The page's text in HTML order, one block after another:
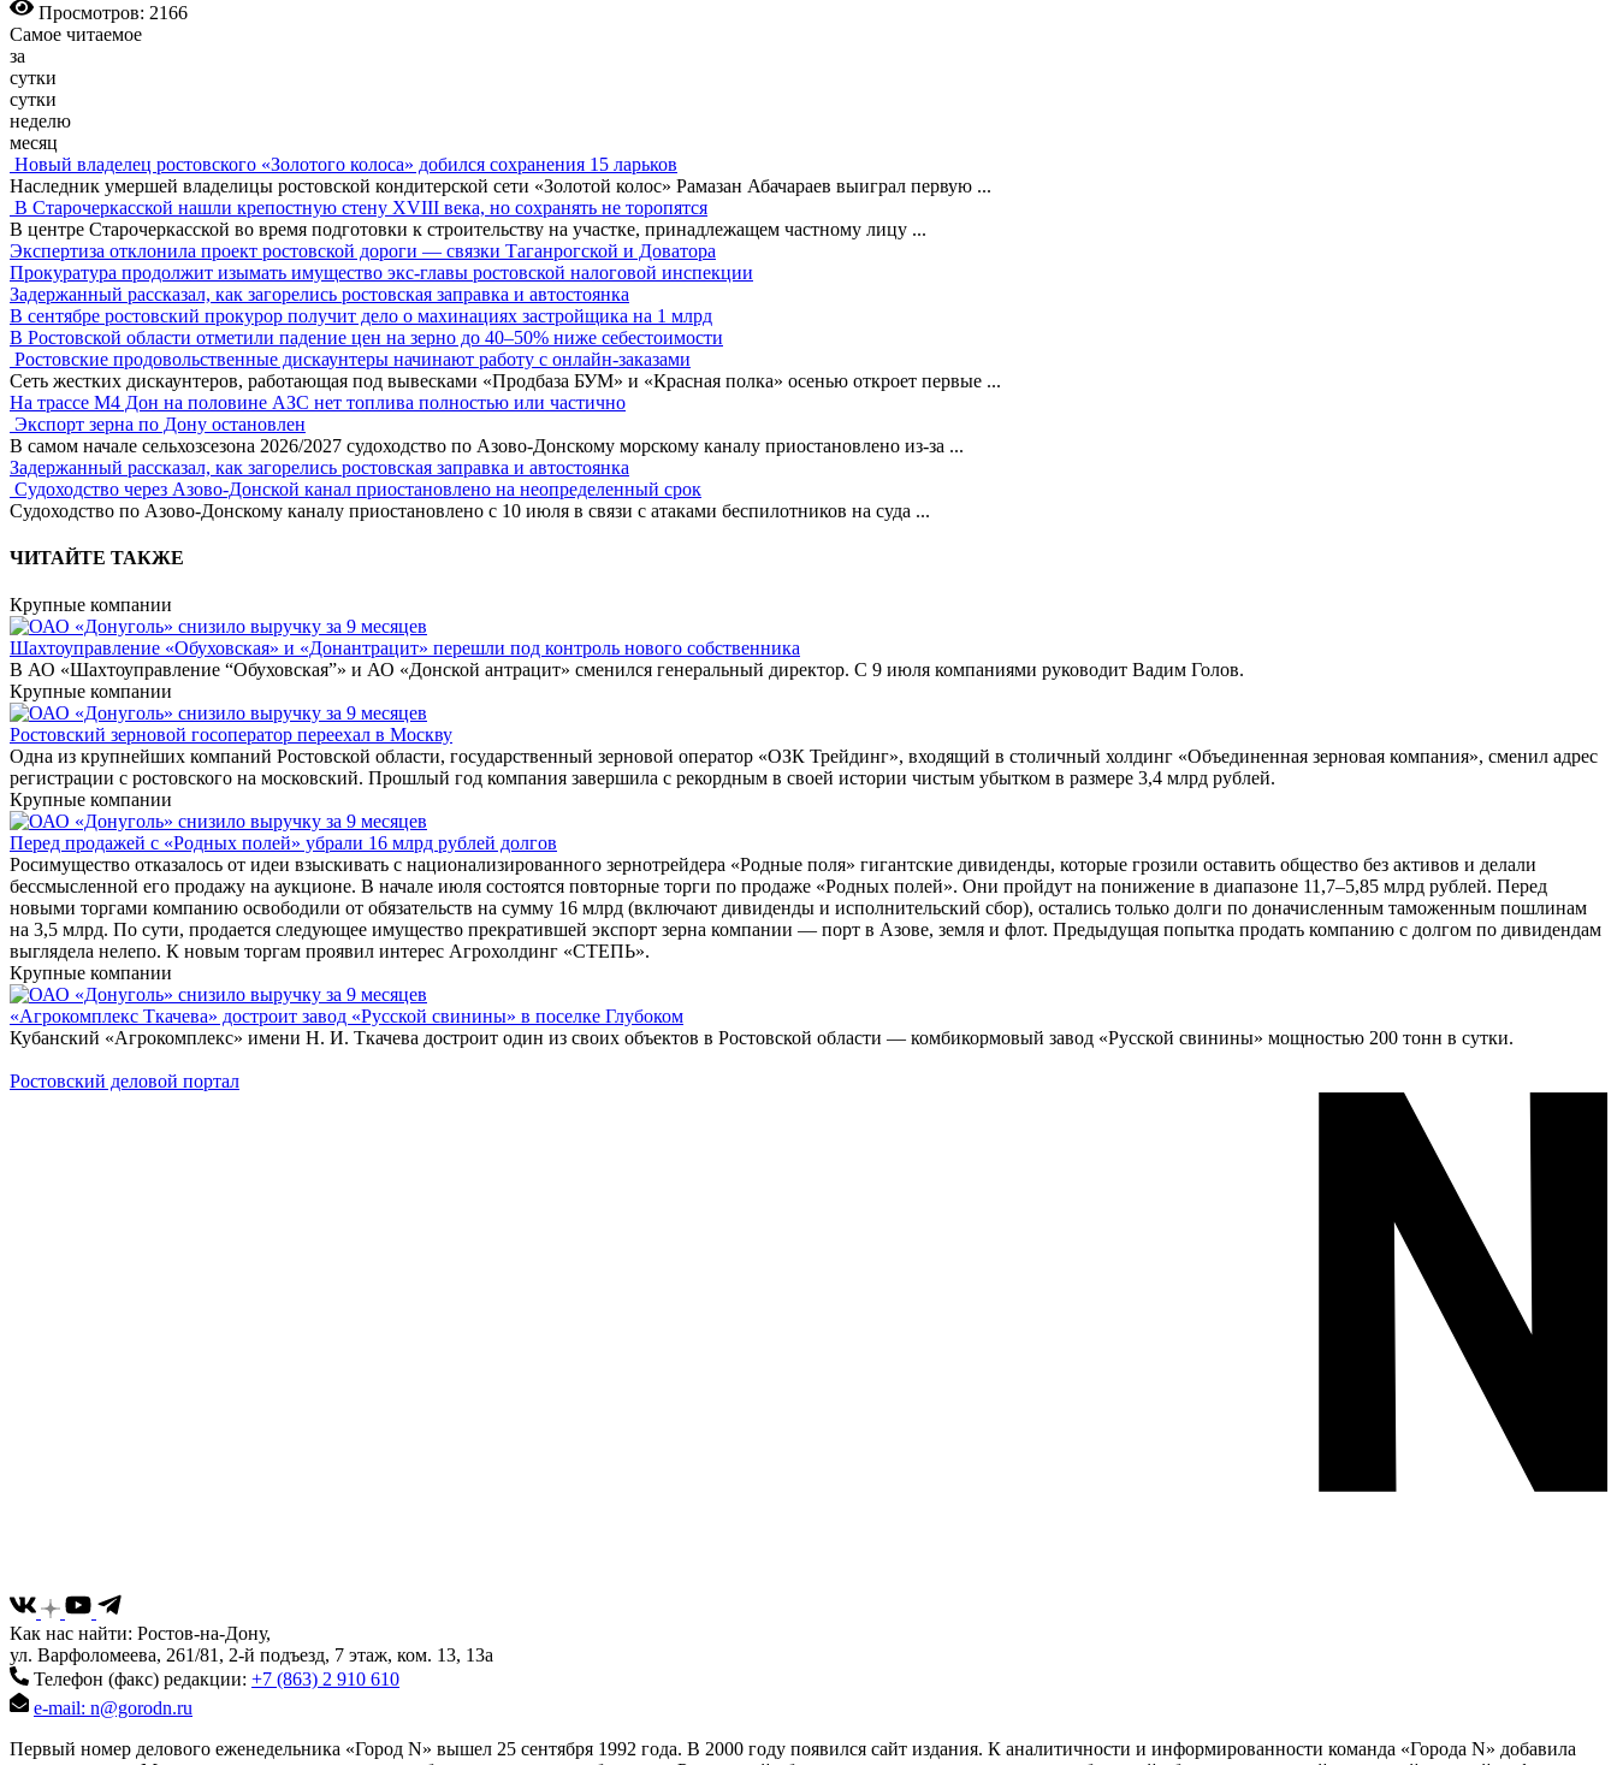
Просмотров: 2166
Самое читаемое
за
сутки
сутки
неделю
месяц
Новый владелец ростовского «Золотого колоса» добился сохранения 15 ларьков
Наследник умершей владелицы ростовской кондитерской сети «Золотой колос» Рамазан Абачараев выиграл первую ...
В Старочеркасской нашли крепостную стену XVIII века, но сохранять не торопятся
В центре Старочеркасской во время подготовки к строительству на участке, принадлежащем частному лицу ...
Экспертиза отклонила проект ростовской дороги — связки Таганрогской и Доватора
Прокуратура продолжит изымать имущество экс-главы ростовской налоговой инспекции
Задержанный рассказал, как загорелись ростовская заправка и автостоянка
В сентябре ростовский прокурор получит дело о махинациях застройщика на 1 млрд
В Ростовской области отметили падение цен на зерно до 40–50% ниже себестоимости
Ростовские продовольственные дискаунтеры начинают работу с онлайн-заказами
Сеть жестких дискаунтеров, работающая под вывесками «Продбаза БУМ» и «Красная полка» осенью откроет первые ...
На трассе М4 Дон на половине АЗС нет топлива полностью или частично
Экспорт зерна по Дону остановлен
В самом начале сельхозсезона 2026/2027 судоходство по Азово-Донскому морскому каналу приостановлено из-за ...
Задержанный рассказал, как загорелись ростовская заправка и автостоянка
Судоходство через Азово-Донской канал приостановлено на неопределенный срок
Судоходство по Азово-Донскому каналу приостановлено с 10 июля в связи с атаками беспилотников на суда ...
ЧИТАЙТЕ ТАКЖЕ
Крупные компании
Шахтоуправление «Обуховская» и «Донантрацит» перешли под контроль нового собственника
В АО «Шахтоуправление “Обуховская”» и АО «Донской антрацит» сменился генеральный директор. С 9 июля компаниями руководит Вадим Голов.
Крупные компании
Ростовский зерновой госоператор переехал в Москву
Одна из крупнейших компаний Ростовской области, государственный зерновой оператор «ОЗК Трейдинг», входящий в столичный холдинг «Объединенная зерновая компания», сменил адрес
регистрации с ростовского на московский. Прошлый год компания завершила с рекордным в своей истории чистым убытком в размере 3,4 млрд рублей.
Крупные компании
Перед продажей с «Родных полей» убрали 16 млрд рублей долгов
Росимущество отказалось от идеи взыскивать с национализированного зернотрейдера «Родные поля» гигантские дивиденды, которые грозили оставить общество без активов и делали
бессмысленной его продажу на аукционе. В начале июля состоятся повторные торги по продаже «Родных полей». Они пройдут на понижение в диапазоне 11,7–5,85 млрд рублей. Перед
новыми торгами компанию освободили от обязательств на сумму 16 млрд (включают дивиденды и исполнительский сбор), остались только долги по доначисленным таможенным пошлинам
на 3,5 млрд. По сути, продается следующее имущество прекратившей экспорт зерна компании — порт в Азове, земля и флот. Предыдущая попытка продать компанию с долгом по дивидендам
выглядела нелепо. К новым торгам проявил интерес Агрохолдинг «СТЕПЬ».
Крупные компании
«Агрокомплекс Ткачева» достроит завод «Русской свинины» в поселке Глубоком
Кубанский «Агрокомплекс» имени Н. И. Ткачева достроит один из своих объектов в Ростовской области — комбикормовый завод «Русской свинины» мощностью 200 тонн в сутки.
Ростовский деловой портал
Как нас найти: Ростов-на-Дону,
ул. Варфоломеева, 261/81, 2-й подъезд, 7 этаж, ком. 13, 13а
Телефон (факс) редакции: +7 (863) 2 910 610
e-mail: n@gorodn.ru
Первый номер делового еженедельника «Город N» вышел 25 сентября 1992 года. В 2000 году появился сайт издания. К аналитичности и информированности команда «Города N» добавила